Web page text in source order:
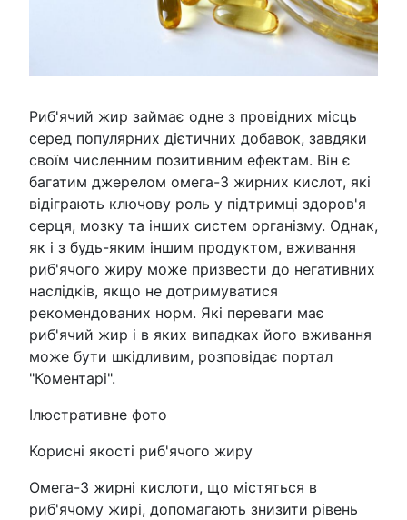
Риб'ячий жир займає одне з провідних місць
серед популярних дієтичних добавок, завдяки
своїм численним позитивним ефектам. Він є
багатим джерелом омега-3 жирних кислот, які
відіграють ключову роль у підтримці здоров'я
серця, мозку та інших систем організму. Однак,
як і з будь-яким іншим продуктом, вживання
риб'ячого жиру може призвести до негативних
наслідків, якщо не дотримуватися
рекомендованих норм. Які переваги має
риб'ячий жир і в яких випадках його вживання
може бути шкідливим, розповідає портал
"Коментарі".
Ілюстративне фото
Корисні якості риб'ячого жиру
Омега-3 жирні кислоти, що містяться в
риб'ячому жирі, допомагають знизити рівень